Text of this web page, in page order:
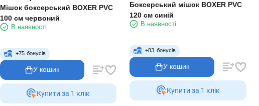
Мішок боксерський BOXER PVC
100 см червоний
В наявності
+75 бонусів
У кошик
Купити за 1 клiк
Боксерський мішок BOXER PVC
120 см синій
В наявності
+83 бонусів
У кошик
Купити за 1 клiк